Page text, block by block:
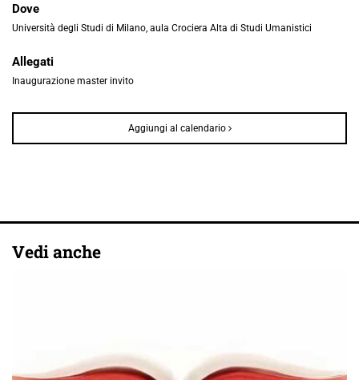
Dove
Università degli Studi di Milano, aula Crociera Alta di Studi Umanistici
Allegati
Inaugurazione master invito
Aggiungi al calendario
Vedi anche